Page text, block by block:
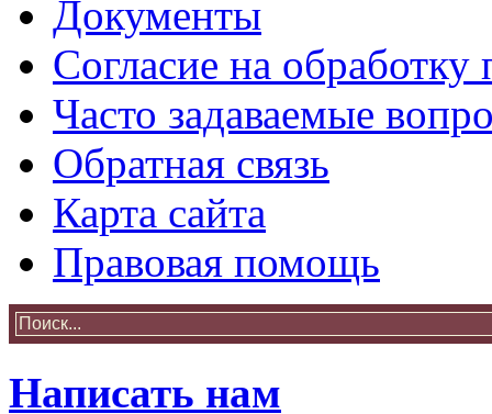
Документы
Согласие на
Часто задаваемые
Обратная связь
Карта сайта
Правовая помощь
Написать нам